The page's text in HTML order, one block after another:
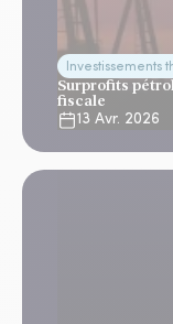
Investissements
Surprofits
fiscale
13 Avr. 2026